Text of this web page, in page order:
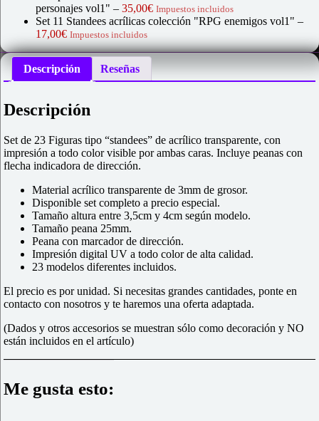
personajes vol1" – 35,00€ Impuestos incluidos
Set 11 Standees acrílicas colección "RPG enemigos vol1" –
17,00€ Impuestos incluidos
Descripción Reseñas
Descripción
Set de 23 Figuras tipo “standees” de acrílico transparente, con
impresión a todo color visible por ambas caras. Incluye peanas con
flecha indicadora de dirección.
Material acrílico transparente de 3mm de grosor.
Disponible set completo a precio especial.
Tamaño altura entre 3,5cm y 4cm según modelo.
Tamaño peana 25mm.
Peana con marcador de dirección.
Impresión digital UV a todo color de alta calidad.
23 modelos diferentes incluidos.
El precio es por unidad. Si necesitas grandes cantidades, ponte en
contacto con nosotros y te haremos una oferta adaptada.
(Dados y otros accesorios se muestran sólo como decoración y NO
están incluidos en el artículo)
Me gusta esto: